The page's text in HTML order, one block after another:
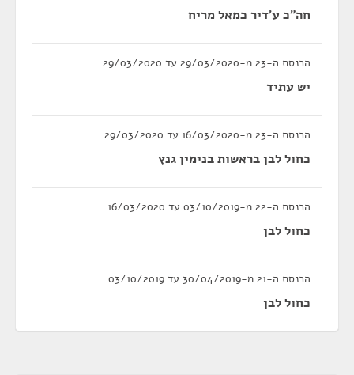
חה"כ ע'דיר כמאל מריח
הכנסת ה-23 מ-29/03/2020 עד 29/03/2020
יש עתיד
הכנסת ה-23 מ-16/03/2020 עד 29/03/2020
כחול לבן בראשות בנימין גנץ
הכנסת ה-22 מ-03/10/2019 עד 16/03/2020
כחול לבן
הכנסת ה-21 מ-30/04/2019 עד 03/10/2019
כחול לבן